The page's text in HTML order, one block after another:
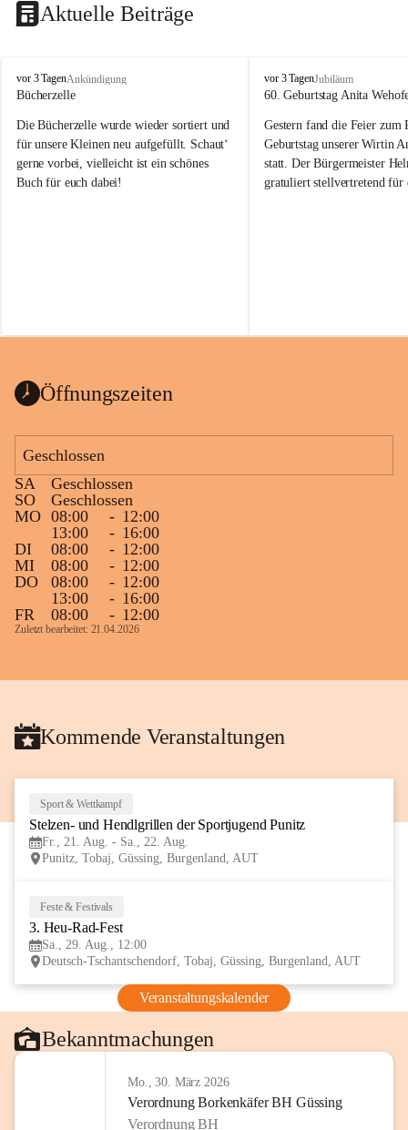
Aktuelle Beiträge
T
o
a
j
vor 3 TagenAnkündigung
Bücherzelle
Die Bücherzelle wurde wieder sortiert und
für unsere Kleinen neu aufgefüllt. Schaut‘
gerne vorbei, vielleicht ist ein schönes
Buch für euch dabei!
Wanduhr (!) benutzt und musste
Das Gemeindeamt freut sich sehr über die
Spende >lesenswerter< Bücher und
vorsortiert in die Bücherzelle eingeräumt
werden können.
Gleichzeitig möchten wir uns bei all Jenen
sehr herzlich bedanken, die bereits viele
tolle Bücher spendiert haben.
T
o
a
j
vor 3 TagenJubiläum
60. Geburtstag Anita
Gestern fand die Feier zum
Geburtstag unserer Wirtin
statt. Der Bürgermeister
gratuliert stellvertretend für
Gesundheit, Gelassenheit
Öffnungszeiten
Geschlossen
SA
Geschlossen
SO
Geschlossen
MO 08:00 - 12:00
13:00
- 16:00
DI
08:00 - 12:00
MI
08:00 - 12:00
DO
08:00 - 12:00
13:00
- 16:00
FR
08:00 - 12:00
Zuletzt bearbeitet: 21.04.2026
Kommende Veranstaltungen
Sport & Wettkampf
Stelzen- und Hendlgrillen der Sportjugend Punitz
Fr., 21. Aug. - Sa., 22. Aug.
Punitz, Tobaj, Güssing, Burgenland, AUT
Feste & Festivals
3. Heu-Rad-Fest
Sa., 29. Aug., 12:00
Deutsch-Tschantschendorf, Tobaj, Güssing, Burgenland, AUT
Veranstaltungskalender
Bekanntmachungen
Mo., 30. März 2026
Verordnung Borkenkäfer BH Güssing
Verordnung BH